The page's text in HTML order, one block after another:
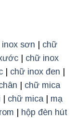
sơn
chữ
chữ inox
chữ inox đen
chữ mica
chữ mica| mạ
hộp đèn hút